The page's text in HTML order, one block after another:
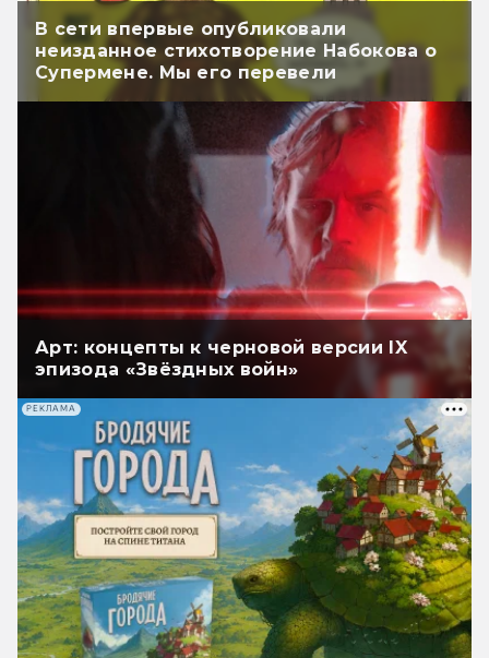
В сети впервые опубликовали
неизданное стихотворение Набокова о
Супермене. Мы его перевели
Арт: концепты к черновой версии IX
эпизода «Звёздных войн»
РЕКЛАМА